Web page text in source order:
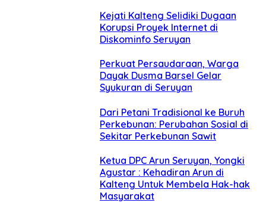
Kejati Kalteng Selidiki Dugaan
Korupsi Proyek Internet di
Diskominfo Seruyan
Perkuat Persaudaraan, Warga
Dayak Dusma Barsel Gelar
Syukuran di Seruyan
Dari Petani Tradisional ke Buruh
Perkebunan: Perubahan Sosial di
Sekitar Perkebunan Sawit
Ketua DPC Arun Seruyan, Yongki
Agustar : Kehadiran Arun di
Kalteng Untuk Membela Hak-hak
Masyarakat